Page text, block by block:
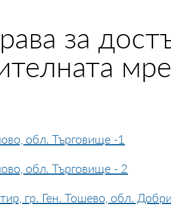
за
обл. Търговище -1
обл. Търговище - 2
гр. Ген. Тошево, обл.